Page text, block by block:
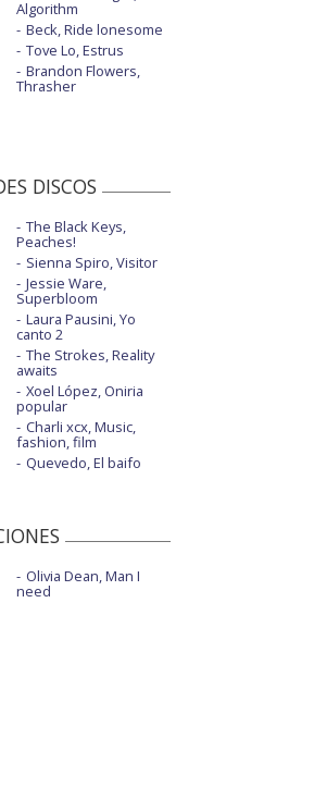
Algorithm
Beck, Ride lonesome
Tove Lo, Estrus
Brandon Flowers,
Thrasher
DISCOS
The Black Keys,
Peaches!
Sienna Spiro, Visitor
Jessie Ware,
Superbloom
Laura Pausini, Yo
canto 2
The Strokes, Reality
awaits
Xoel López, Oniria
popular
Charli xcx, Music,
fashion, film
Quevedo, El baifo
Olivia Dean, Man I
need